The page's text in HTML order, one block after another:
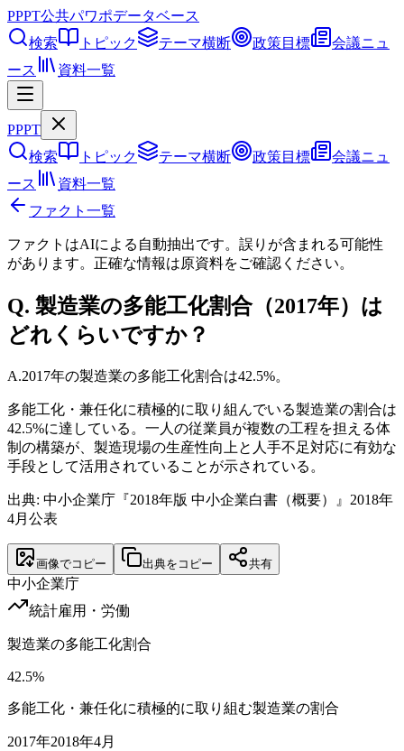
PPPT公共パワポデータベース
検索
トピック テーマ横断 政策目標
会議ニュ
ース
資料一覧
PPPT
検索
トピック テーマ横断 政策目標
会議ニュ
ース
資料一覧
ファクト一覧
ファクトはAIによる自動抽出です。誤りが含まれる可能性
があります。正確な情報は原資料をご確認ください。
Q. 製造業の多能工化割合（2017年）は
どれくらいですか？
A.2017年の製造業の多能工化割合は42.5%。
多能工化・兼任化に積極的に取り組んでいる製造業の割合は
42.5%に達している。一人の従業員が複数の工程を担える体
制の構築が、製造現場の生産性向上と人手不足対応に有効な
手段として活用されていることが示されている。
出典: 中小企業庁『2018年版 中小企業白書（概要）』2018年
4月公表
画像でコピー 出典をコピー 共有
中小企業庁
統計雇用・労働
製造業の多能工化割合
42.5%
多能工化・兼任化に積極的に取り組む製造業の割合
2017年2018年4月